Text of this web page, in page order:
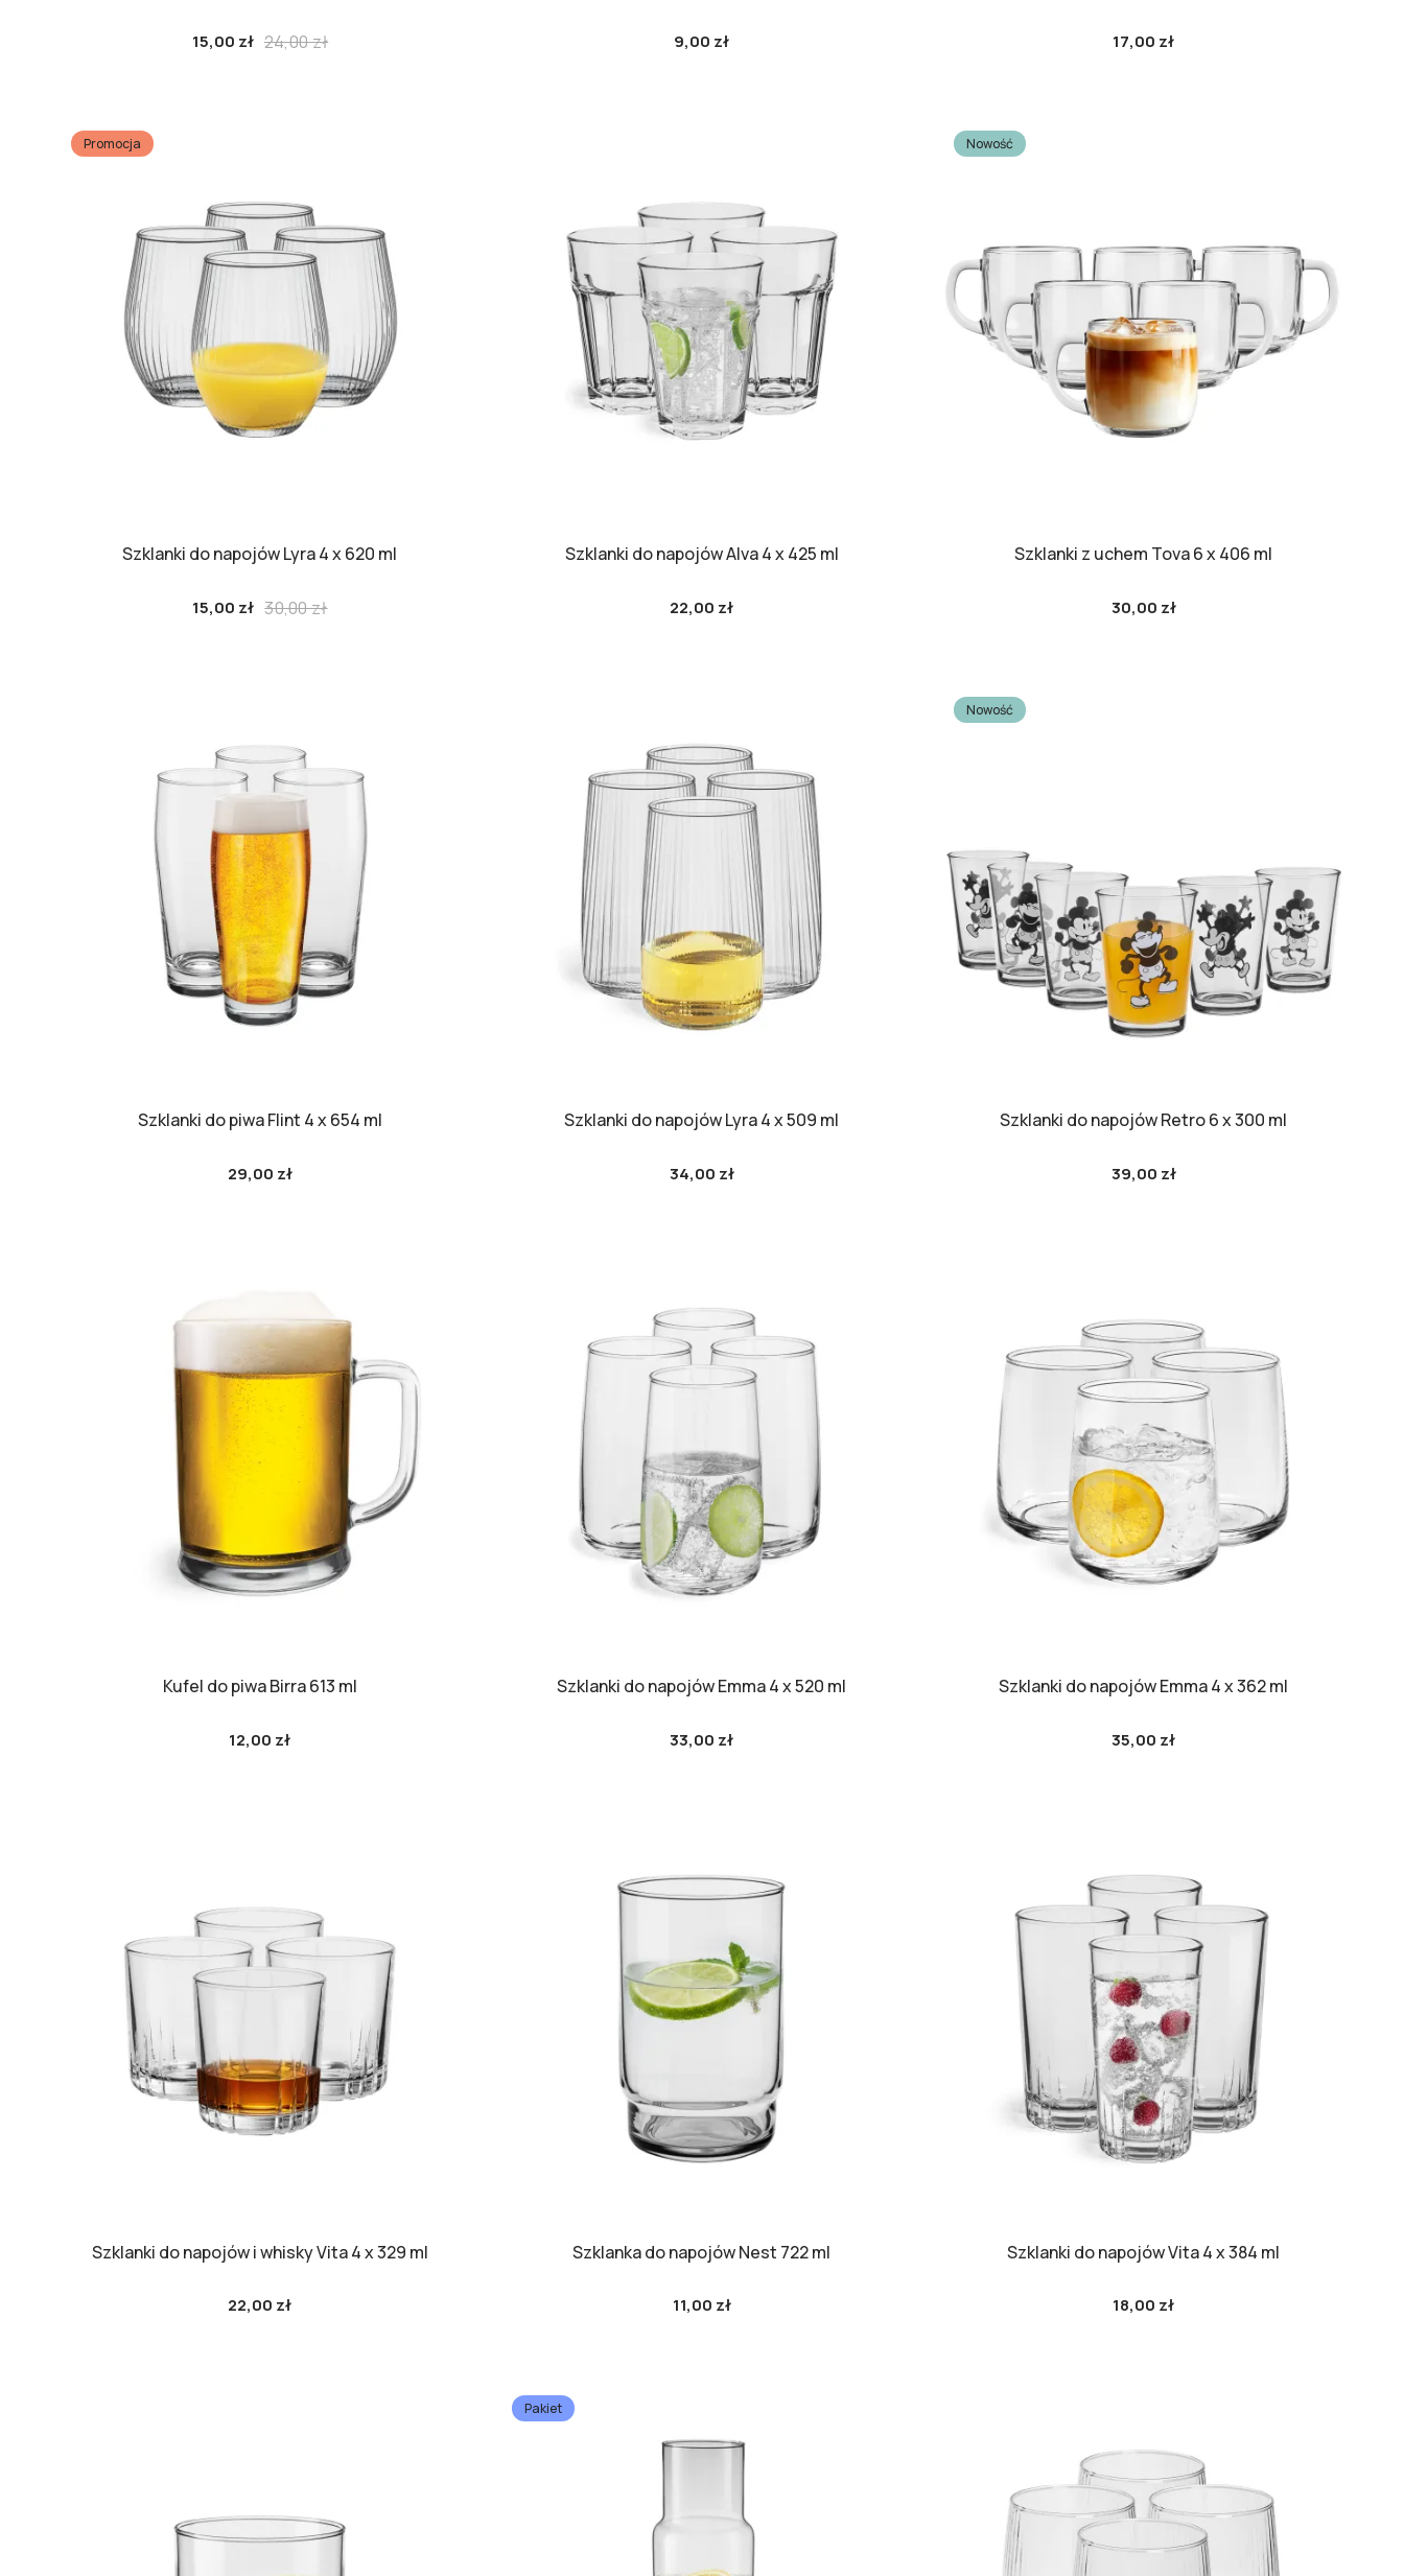
15,00 zł 24,00 złCena
9,00 zł 17,00 zł
Promocja
Szklanki do napojów Lyra 4 x 620 ml
15,00 zł 30,00 złCena
Szklanki do napojów Alva 4 x 425 ml
22,00 zł
Nowość
Szklanki z uchem Tova 6 x 406 ml
30,00 zł
Szklanki do piwa Flint 4 x 654 ml
29,00 zł
Szklanki do napojów Lyra 4 x 509 ml
34,00 zł
Nowość
Szklanki do napojów Retro 6 x 300 ml
39,00 zł
Kufel do piwa Birra 613 ml
12,00 zł
Szklanki do napojów Emma 4 x 520 ml
33,00 zł
Szklanki do napojów Emma 4 x 362 ml
35,00 zł
Szklanki do napojów i whisky Vita 4 x 329 ml
22,00 zł
Szklanka do napojów Nest 722 ml
11,00 zł
Szklanki do napojów Vita 4 x 384 ml
18,00 zł
Pakiet